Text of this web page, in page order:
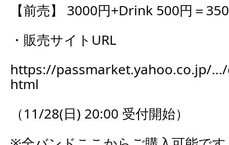
【前売】 3000円+Drink 500円＝
・販売サイトURL
https://passmarket.yahoo.co.jp/
html
（11/28(日) 20:00 受付開始）